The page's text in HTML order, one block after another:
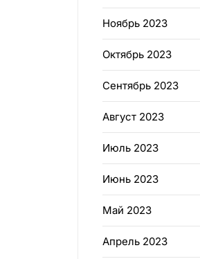
Ноябрь 2023
Октябрь 2023
Сентябрь 2023
Август 2023
Июль 2023
Июнь 2023
Май 2023
Апрель 2023